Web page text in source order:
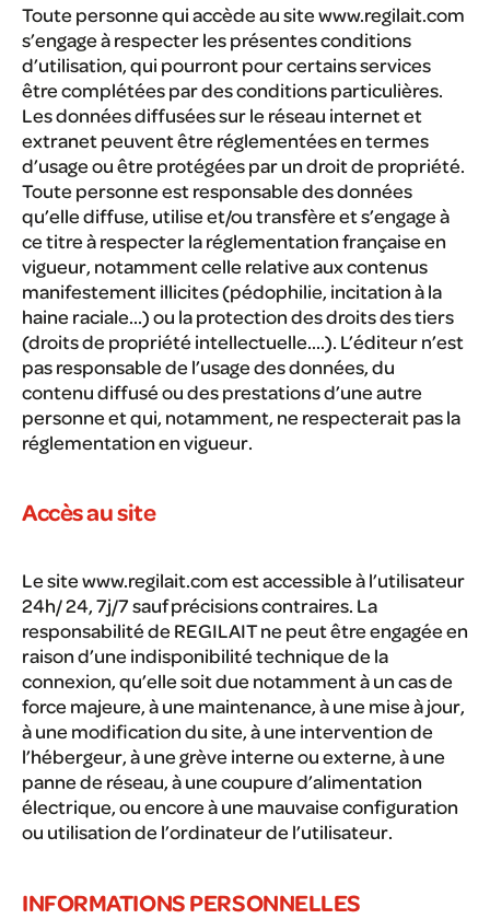
Toute personne qui accède au site www.regilait.com
s’engage à respecter les présentes conditions
d’utilisation, qui pourront pour certains services
être complétées par des conditions particulières.
Les données diffusées sur le réseau internet et
extranet peuvent être réglementées en termes
d’usage ou être protégées par un droit de propriété.
Toute personne est responsable des données
qu’elle diffuse, utilise et/ou transfère et s’engage à
ce titre à respecter la réglementation française en
vigueur, notamment celle relative aux contenus
manifestement illicites (pédophilie, incitation à la
haine raciale…) ou la protection des droits des tiers
(droits de propriété intellectuelle….). L’éditeur n’est
pas responsable de l’usage des données, du
contenu diffusé ou des prestations d’une autre
personne et qui, notamment, ne respecterait pas la
réglementation en vigueur.
Accès au site
Le site www.regilait.com est accessible à l’utilisateur
24h/ 24, 7j/7 sauf précisions contraires. La
responsabilité de REGILAIT ne peut être engagée en
raison d’une indisponibilité technique de la
connexion, qu’elle soit due notamment à un cas de
force majeure, à une maintenance, à une mise à jour,
à une modification du site, à une intervention de
l’hébergeur, à une grève interne ou externe, à une
panne de réseau, à une coupure d’alimentation
électrique, ou encore à une mauvaise configuration
ou utilisation de l’ordinateur de l’utilisateur.
INFORMATIONS PERSONNELLES